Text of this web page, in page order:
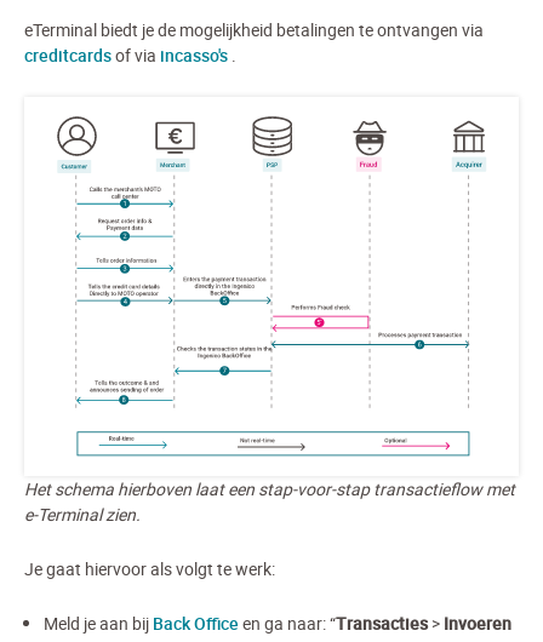
eTerminal biedt je de mogelijkheid betalingen te ontvangen via
creditcardsof via incasso's .
Het schema hierboven laat een stap-voor-stap transactieflow met
e-Terminal zien.
Je gaat hiervoor als volgt te werk:
Meld je aan bij Back Office en ga naar: “Transacties> Invoeren